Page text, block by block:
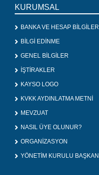
KURUMSAL
BANKA VE HESAP BİLGİLERİ
BİLGİ EDİNME
GENEL BİLGİLER
İŞTİRAKLER
KAYSO LOGO
KVKK AYDINLATMA METNİ
MEVZUAT
NASIL ÜYE OLUNUR?
ORGANİZASYON
YÖNETİM KURULU BAŞKANI